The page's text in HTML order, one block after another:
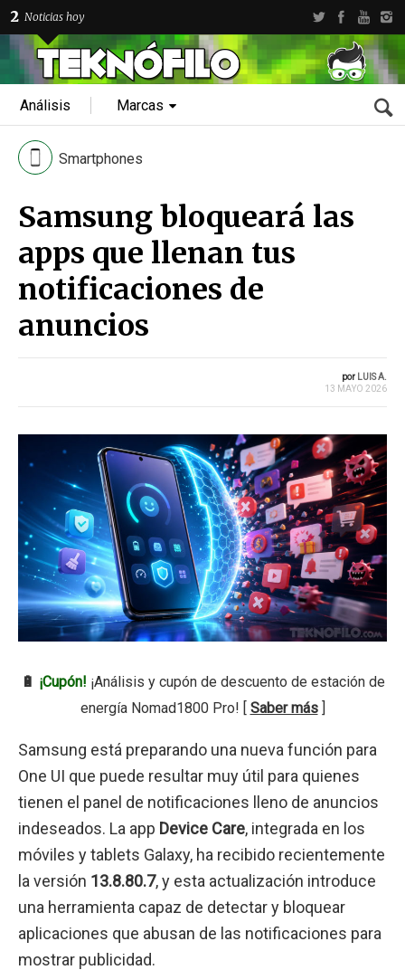
2 Noticias hoy
Análisis Marcas
Smartphones
Samsung bloqueará las
apps que llenan tus
notificaciones de
anuncios
por LUIS A.
13 MAYO 2026
🔋 ¡Cupón! ¡Análisis y cupón de descuento de estación de
energía Nomad1800 Pro! [ Saber más]
Samsung está preparando una nueva función para
One UI que puede resultar muy útil para quienes
tienen el panel de notificaciones lleno de anuncios
indeseados. La app Device Care, integrada en los
móviles y tablets Galaxy, ha recibido recientemente
la versión 13.8.80.7, y esta actualización introduce
una herramienta capaz de detectar y bloquear
aplicaciones que abusan de las notificaciones para
mostrar publicidad.